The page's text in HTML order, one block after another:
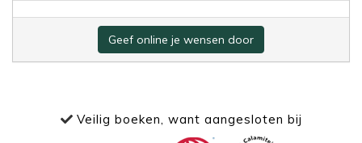
Geef online je wensen door
Veilig boeken, want aangesloten bij